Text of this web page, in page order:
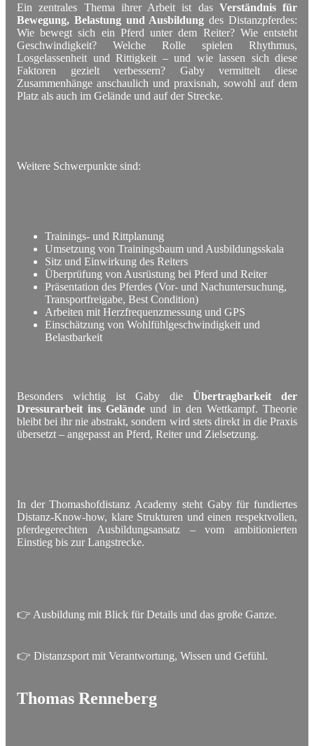
Ein zentrales Thema ihrer Arbeit ist das Verständnis für
Bewegung, Belastung und Ausbildung des Distanzpferdes:
Wie bewegt sich ein Pferd unter dem Reiter? Wie entsteht
Geschwindigkeit? Welche Rolle spielen Rhythmus,
Losgelassenheit und Rittigkeit – und wie lassen sich diese
Faktoren gezielt verbessern? Gaby vermittelt diese
Zusammenhänge anschaulich und praxisnah, sowohl auf dem
Platz als auch im Gelände und auf der Strecke.
Weitere Schwerpunkte sind:
Trainings- und Rittplanung
Umsetzung von Trainingsbaum und Ausbildungsskala
Sitz und Einwirkung des Reiters
Überprüfung von Ausrüstung bei Pferd und Reiter
Präsentation des Pferdes (Vor- und Nachuntersuchung,
Transportfreigabe, Best Condition)
Arbeiten mit Herzfrequenzmessung und GPS
Einschätzung von Wohlfühlgeschwindigkeit und
Belastbarkeit
Besonders wichtig ist Gaby die Übertragbarkeit der
Dressurarbeit ins Gelände und in den Wettkampf. Theorie
bleibt bei ihr nie abstrakt, sondern wird stets direkt in die Praxis
übersetzt – angepasst an Pferd, Reiter und Zielsetzung.
In der Thomashofdistanz Academy steht Gaby für fundiertes
Distanz-Know-how, klare Strukturen und einen respektvollen,
pferdegerechten Ausbildungsansatz – vom ambitionierten
Einstieg bis zur Langstrecke.
👉 Ausbildung mit Blick für Details und das große Ganze.
👉 Distanzsport mit Verantwortung, Wissen und Gefühl.
Thomas Renneberg